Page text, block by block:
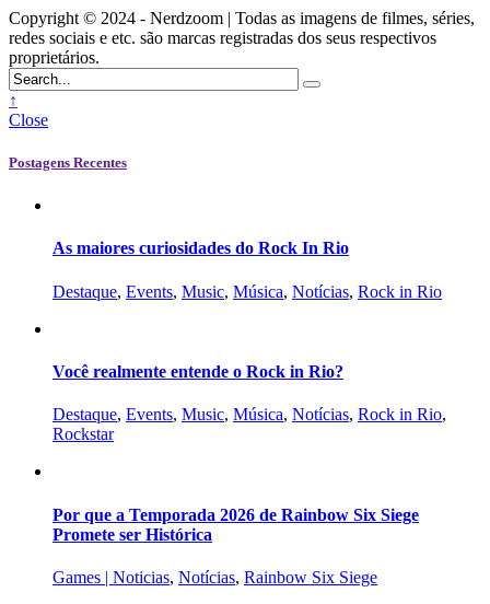
Copyright © 2024 - Nerdzoom | Todas as imagens de filmes, séries,
redes sociais e etc. são marcas registradas dos seus respectivos
proprietários.
↑
Close
Postagens Recentes
As maiores curiosidades do Rock In Rio
Destaque, Events, Music, Música, Notícias, Rock in Rio
Você realmente entende o Rock in Rio?
Destaque, Events, Music, Música, Notícias, Rock in Rio,
Rockstar
Por que a Temporada 2026 de Rainbow Six Siege
Promete ser Histórica
Games | Noticias, Notícias, Rainbow Six Siege